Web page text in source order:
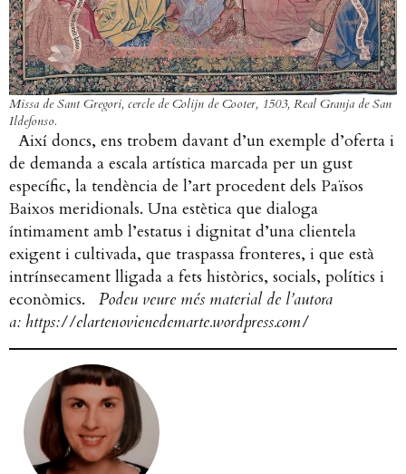
Missa de Sant Gregori, cercle de Colijn de Cooter, 1503, Real Granja de San
Ildefonso.
Així doncs, ens trobem davant d’un exemple d’oferta i
de demanda a escala artística marcada per un gust
específic, la tendència de l’art procedent dels Països
Baixos meridionals. Una estètica que dialoga
íntimament amb l’estatus i dignitat d’una clientela
exigent i cultivada, que traspassa fronteres, i que està
intrínsecament lligada a fets històrics, socials, polítics i
econòmics. Podeu veure més material de l’autora
a: https://elartenovienedemarte.wordpress.com/